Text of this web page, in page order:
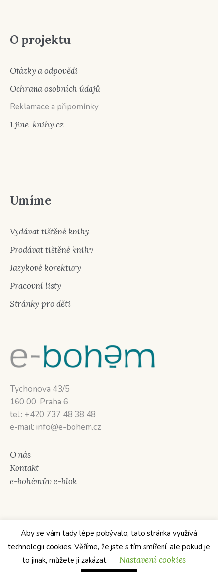
O projektu
Otázky a odpovědi
Ochrana osobních údajů
Reklamace a připomínky
1.jine-knihy.cz
Umíme
Vydávat tištěné knihy
Prodávat tištěné knihy
Jazykové korektury
Pracovní listy
Stránky pro děti
Tychonova 43/5
160 00 Praha 6
tel.: +420 737 48 38 48
e-mail: info@e-bohem.cz
O nás
Kontakt
e-bohémův e-blok
Zásady ochrany osobních údajů/ © e-bohém 2013–
Aby se vám tady lépe pobývalo, tato stránka využívá
technologii cookies. Věříme, že jste s tím smíření, ale pokud je
to jinak, můžete ji zakázat.
Nastavení cookies